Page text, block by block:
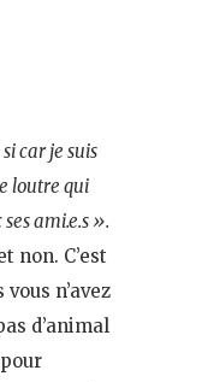
car je suis
loutre qui
ami.e.s ».
non. C’est
n’avez
d’animal